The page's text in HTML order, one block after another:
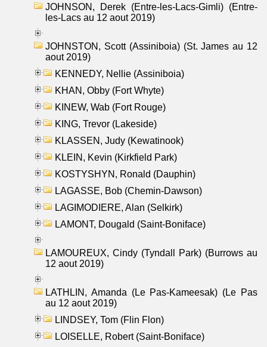
JOHNSON, Derek (Entre-les-Lacs-Gimli) (Entre-
les-Lacs au 12 aout 2019)
JOHNSTON, Scott (Assiniboia) (St. James au 12
aout 2019)
KENNEDY, Nellie (Assiniboia)
KHAN, Obby (Fort Whyte)
KINEW, Wab (Fort Rouge)
KING, Trevor (Lakeside)
KLASSEN, Judy (Kewatinook)
KLEIN, Kevin (Kirkfield Park)
KOSTYSHYN, Ronald (Dauphin)
LAGASSE, Bob (Chemin-Dawson)
LAGIMODIERE, Alan (Selkirk)
LAMONT, Dougald (Saint-Boniface)
LAMOUREUX, Cindy (Tyndall Park) (Burrows au
12 aout 2019)
LATHLIN, Amanda (Le Pas-Kameesak) (Le Pas
au 12 aout 2019)
LINDSEY, Tom (Flin Flon)
LOISELLE, Robert (Saint-Boniface)